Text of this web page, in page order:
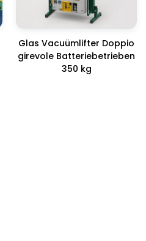
Glas Vacuümlifter Doppio
girevole Batteriebetrieben
350 kg